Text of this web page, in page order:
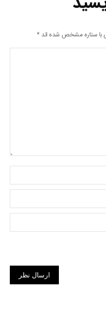
با ستاره مشخص شده اند*
ارسال نظر